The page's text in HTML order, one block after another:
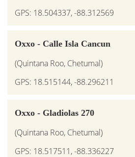
GPS: 18.504337, -88.312569
Oxxo - Calle Isla Cancun
(Quintana Roo, Chetumal)
GPS: 18.515144, -88.296211
Oxxo - Gladiolas 270
(Quintana Roo, Chetumal)
GPS: 18.517511, -88.336227